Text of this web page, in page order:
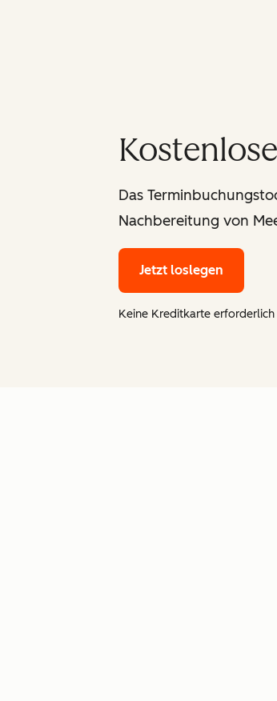
Das
Nachbereitung von
Jetzt loslegen
Keine Kreditkarte